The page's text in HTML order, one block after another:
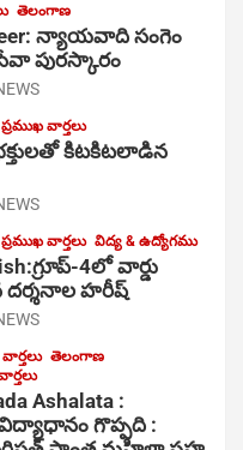
తెలంగాణ
న్యాయవాది సంగెం
పురస్కారం
ప్రముఖ వార్తలు
కిటకిటలాడిన
ప్రముఖ వార్తలు విద్య & ఉద్యోగము
4లో వార్డు
దర్శనాల హరీష్
తెలంగాణ
Ashalata :
గొప్పది :